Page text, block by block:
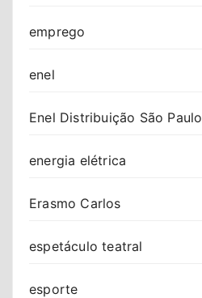
emprego
enel
Enel Distribuição São Paulo
energia elétrica
Erasmo Carlos
espetáculo teatral
esporte